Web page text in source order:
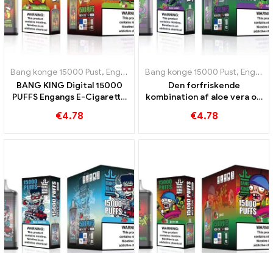
Bang konge 15000 Pust, Engangs e-cigaretter Sverige ,Engangs e-
BANG KING Digital 15000
PUFFS Engangs E-Cigarette
og grønne æbler
€4.78
Bang konge 15000 Pust, Engangs e-cigaretter Sverige
Den forfriskende
kombination af aloe vera og
15000 PUFFS engangs e-
€4.78